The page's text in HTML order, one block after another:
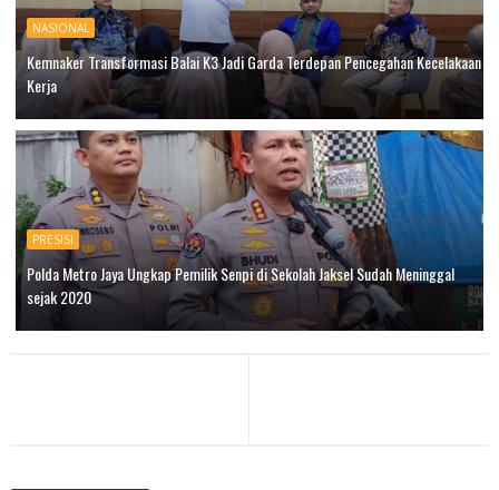
NASIONAL
Kemnaker Transformasi Balai K3 Jadi Garda Terdepan Pencegahan Kecelakaan
Kerja
PRESISI
Polda Metro Jaya Ungkap Pemilik Senpi di Sekolah Jaksel Sudah Meninggal
sejak 2020